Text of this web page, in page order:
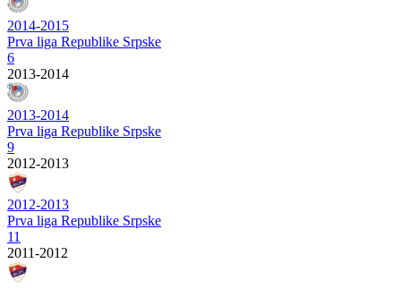
2014-2015
Prva liga Republike Srpske
6
2013-2014
2013-2014
Prva liga Republike Srpske
9
2012-2013
2012-2013
Prva liga Republike Srpske
11
2011-2012